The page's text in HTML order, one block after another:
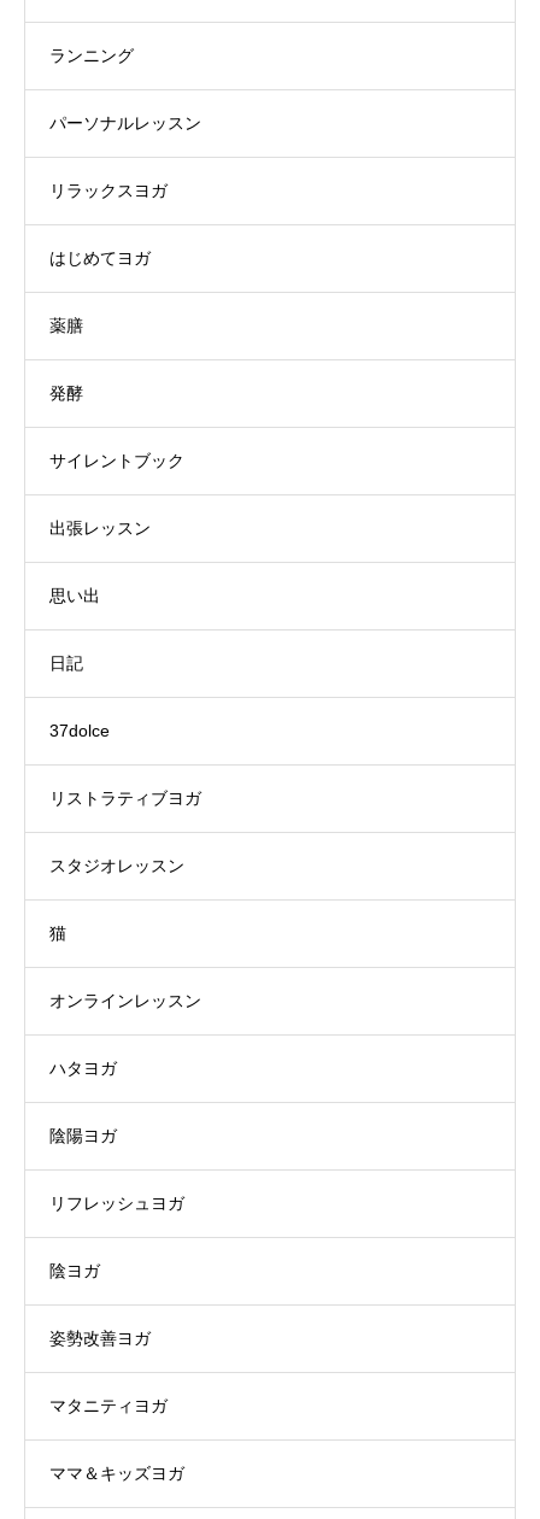
ランニング
パーソナルレッスン
リラックスヨガ
はじめてヨガ
薬膳
発酵
サイレントブック
出張レッスン
思い出
日記
37dolce
リストラティブヨガ
スタジオレッスン
猫
オンラインレッスン
ハタヨガ
陰陽ヨガ
リフレッシュヨガ
陰ヨガ
姿勢改善ヨガ
マタニティヨガ
ママ＆キッズヨガ